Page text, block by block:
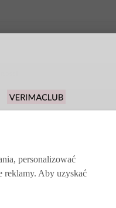
personalizować
reklamy. Aby uzyskać
rabatu na pierwsze
z darmowych
zwrotów